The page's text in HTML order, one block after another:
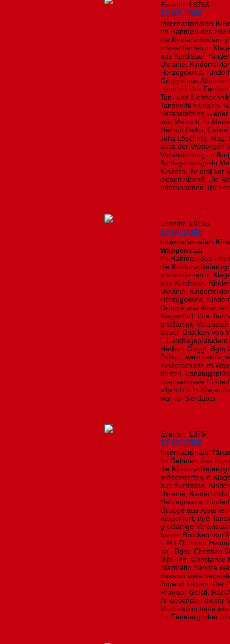
Eventnr. 18766
17.07.2026
Internationalen
Im Rahmen des
die
präsentierten in
aus Kurdistan,
Ukraine,
Herzegowina,
Gruppe aus
, und mit der
Ton- und
Tanzvorführungen.
Veranstaltung
von Mensch zu
Helmut Palko,
Julia Löschnig, Mag.
dass der Wettergott
Veranstaltung im
Schlagersängerin
Kindern, ihr erst vor
diesen Abend. Die
übernommen. Ihr
Eventnr. 18765
17.07.2026
Internationalen
Wappensaal
Im Rahmen des
die
präsentierten in
aus Kurdistan,
Ukraine,
Herzegowina,
Gruppe aus
Klagenfurt, ihre
großartige
bauen Brücken von
“.
Herbert Gaggl, Bgm
Palko , waren stolz,
Kinderschaar im
dürfen.
Internationale
alljährlich in
war für Sie dabei
Eventnr. 18764
17.07.2026
Internationale
Im Rahmen des
die
präsentierten in
aus Kurdistan,
Ukraine,
Herzegowina,
Gruppe aus
Klagenfurt, ihre
großartige
bauen Brücken von
“. Mit Obmann
ua. Bgm. Christian
Dipl. Ing. Constance
Stadträtin Sandra
dass so viele
Jugend folgten. Der
Provisor Geistl. Rat
Anwesenden dieser
Moderation hatte
Ihr Fenstergucker